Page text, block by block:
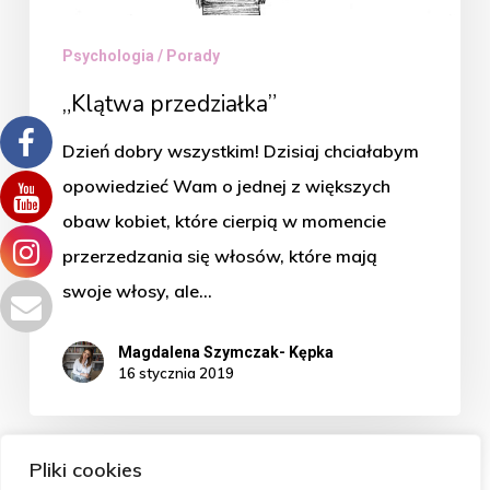
Pliki cookies
Psychologia / Porady
„Klątwa przedziałka”
Dzień dobry wszystkim! Dzisiaj chciałabym
opowiedzieć Wam o jednej z większych
obaw kobiet, które cierpią w momencie
przerzedzania się włosów, które mają
swoje włosy, ale…
Magdalena Szymczak- Kępka
16 stycznia 2019